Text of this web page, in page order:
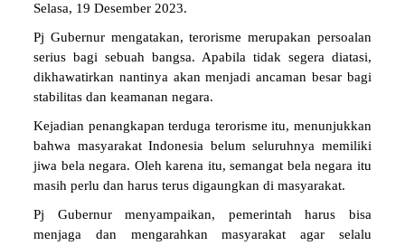
Selasa, 19 Desember 2023.
Pj Gubernur mengatakan, terorisme merupakan persoalan
serius bagi sebuah bangsa. Apabila tidak segera diatasi,
dikhawatirkan nantinya akan menjadi ancaman besar bagi
stabilitas dan keamanan negara.
Kejadian penangkapan terduga terorisme itu, menunjukkan
bahwa masyarakat Indonesia belum seluruhnya memiliki
jiwa bela negara. Oleh karena itu, semangat bela negara itu
masih perlu dan harus terus digaungkan di masyarakat.
Pj Gubernur menyampaikan, pemerintah harus bisa
menjaga dan mengarahkan masyarakat agar selalu